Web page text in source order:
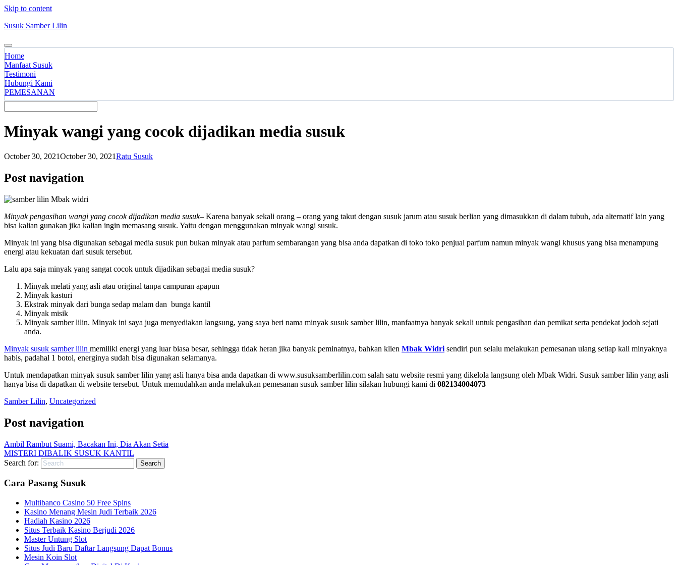
Skip to content
Susuk Samber Lilin
Home
Manfaat Susuk
Testimoni
Hubungi Kami
PEMESANAN
Minyak wangi yang cocok dijadikan media susuk
October 30, 2021October 30, 2021Ratu Susuk
Post navigation
Minyak pengasihan wangi yang cocok dijadikan media susuk– Karena banyak sekali orang – orang yang takut dengan susuk jarum atau susuk berlian yang dimasukkan di dalam tubuh, ada alternatif lain yang
bisa kalian gunakan jika kalian ingin memasang susuk. Yaitu dengan menggunakan minyak wangi susuk.
Minyak ini yang bisa digunakan sebagai media susuk pun bukan minyak atau parfum sembarangan yang bisa anda dapatkan di toko toko penjual parfum namun minyak wangi khusus yang bisa menampung
energi atau kekuatan dari susuk tersebut.
Lalu apa saja minyak yang sangat cocok untuk dijadikan sebagai media susuk?
Minyak melati yang asli atau original tanpa campuran apapun
Minyak kasturi
Ekstrak minyak dari bunga sedap malam dan bunga kantil
Minyak misik
Minyak samber lilin. Minyak ini saya juga menyediakan langsung, yang saya beri nama minyak susuk samber lilin, manfaatnya banyak sekali untuk pengasihan dan pemikat serta pendekat jodoh sejati
anda.
Minyak susuk samber lilin memiliki energi yang luar biasa besar, sehingga tidak heran jika banyak peminatnya, bahkan klien Mbak Widri sendiri pun selalu melakukan pemesanan ulang setiap kali minyaknya
habis, padahal 1 botol, energinya sudah bisa digunakan selamanya.
Untuk mendapatkan minyak susuk samber lilin yang asli hanya bisa anda dapatkan di www.susuksamberlilin.com salah satu website resmi yang dikelola langsung oleh Mbak Widri. Susuk samber lilin yang asli
hanya bisa di dapatkan di website tersebut. Untuk memudahkan anda melakukan pemesanan susuk samber lilin silakan hubungi kami di 082134004073
Samber Lilin, Uncategorized
Post navigation
Ambil Rambut Suami, Bacakan Ini, Dia Akan Setia
MISTERI DIBALIK SUSUK KANTIL
Search for:
Cara Pasang Susuk
Multibanco Casino 50 Free Spins
Kasino Menang Mesin Judi Terbaik 2026
Hadiah Kasino 2026
Situs Terbaik Kasino Berjudi 2026
Master Untung Slot
Situs Judi Baru Daftar Langsung Dapat Bonus
Mesin Koin Slot